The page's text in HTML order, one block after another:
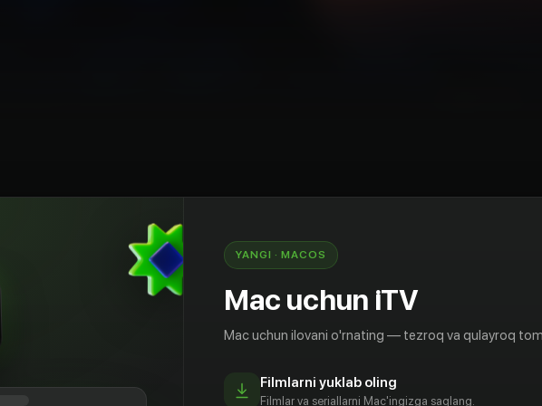
больше Соединённых штатов. Россия - самая
От субтропиков, до Арктики. От
Тихого океана. Огромные озёра, действующие
леса. Это природные сокровища России.
могучие титаны ледникового периода и
малая часть неведомой России. В фильме
которая скрыта на просторах этой
YANGI · MACOS
Mac uchun iTV
Mac uchun ilovani o'rnating — tezroq va qulayroq
Filmlarni yuklab oling
Filmlar va seriallarni Mac'ingizga saqlang.